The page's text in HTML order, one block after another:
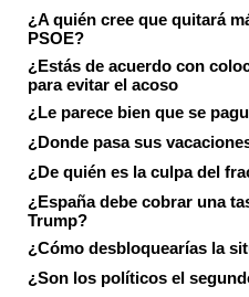
¿A quién cree que quitará
PSOE?
¿Estás de acuerdo con
para evitar el acoso
¿Le parece bien que se
¿Donde pasa sus
¿De quién es la culpa del
¿España debe cobrar una
Trump?
¿Cómo desbloquearías la
¿Son los políticos el